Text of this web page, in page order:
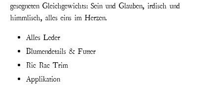
gesegneten Gleichgewichts: Sein und Glauben, irdisch und
himmlisch, alles eins im Herzen.
Alles Leder
Blumendetails & Futter
Ric Rac Trim
Applikation